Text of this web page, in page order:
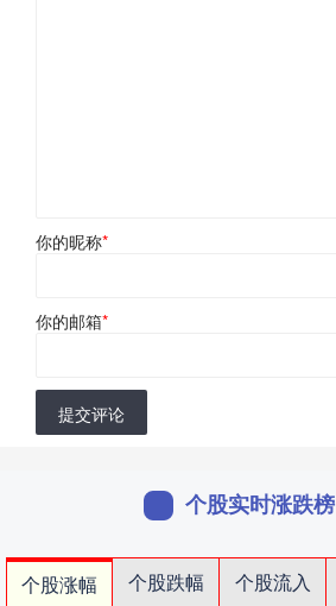
你的昵称*
你的邮箱*
提交评论
个股实时涨跌榜
个股涨幅 个股跌幅 个股流入